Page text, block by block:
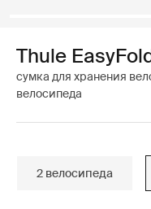
Thule
сумка для хранения
велосипеда
2 велосипеда